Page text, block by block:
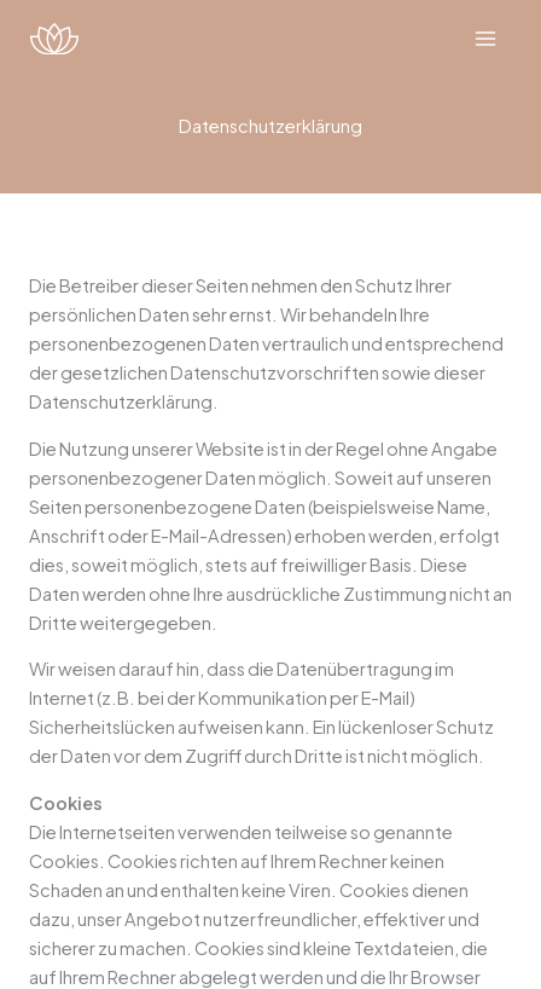
Inhalt
Datenschutzerklärung
Die Betreiber dieser Seiten nehmen den Schutz Ihrer
persönlichen Daten sehr ernst. Wir behandeln Ihre
personenbezogenen Daten vertraulich und entsprechend
der gesetzlichen Datenschutzvorschriften sowie dieser
Datenschutzerklärung.
Die Nutzung unserer Website ist in der Regel ohne Angabe
personenbezogener Daten möglich. Soweit auf unseren
Seiten personenbezogene Daten (beispielsweise Name,
Anschrift oder E-Mail-Adressen) erhoben werden, erfolgt
dies, soweit möglich, stets auf freiwilliger Basis. Diese
Daten werden ohne Ihre ausdrückliche Zustimmung nicht an
Dritte weitergegeben.
Wir weisen darauf hin, dass die Datenübertragung im
Internet (z.B. bei der Kommunikation per E-Mail)
Sicherheitslücken aufweisen kann. Ein lückenloser Schutz
der Daten vor dem Zugriff durch Dritte ist nicht möglich.
Cookies
Die Internetseiten verwenden teilweise so genannte
Cookies. Cookies richten auf Ihrem Rechner keinen
Schaden an und enthalten keine Viren. Cookies dienen
dazu, unser Angebot nutzerfreundlicher, effektiver und
sicherer zu machen. Cookies sind kleine Textdateien, die
auf Ihrem Rechner abgelegt werden und die Ihr Browser